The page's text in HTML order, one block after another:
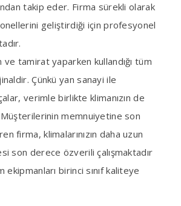
takip eder. Firma sürekli olarak
geliştirdiği için profesyonel
ve tamirat yaparken kullandığı tüm
Çünkü yan sanayi ile
verimle birlikte klimanızın de
memnuiyetine son
firma, klimalarınızın daha uzun
son derece özverili çalışmaktadır
ekipmanları birinci sınıf kaliteye